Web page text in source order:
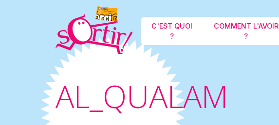
C'EST QUOI
?
COMMENT L'AVOIR
?
AL_QUALAM